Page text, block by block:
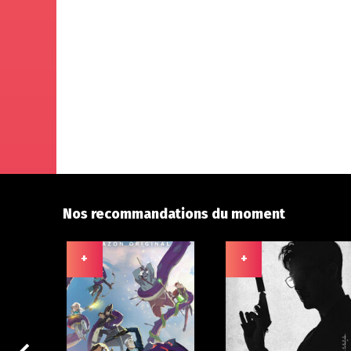
Nos recommandations du moment
+ +